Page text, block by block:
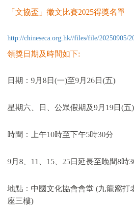
「文協盃」徵文比賽2025得獎名單
http://chineseca.org.hk//files/file/20250905/
領獎日期及時間如下:
日期： 9月 8日 (一)至9月 26日 (五)
星期六、日、公眾假期及9月 19日 (五)
時間：上午10時至下午5時30分
9月 8 11 15 25日延長至晚間8時
地點：中國文化協會會堂 (九龍窩打
座三樓)